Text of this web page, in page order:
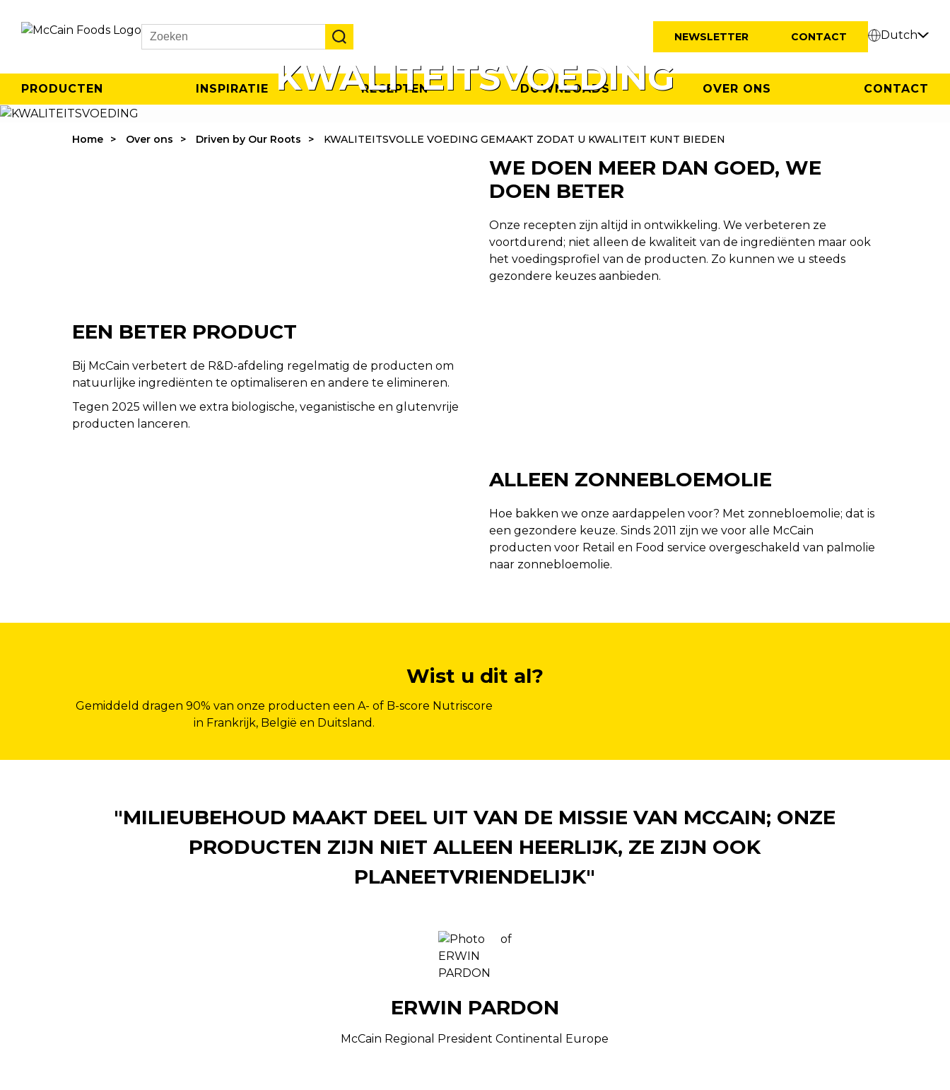
Search
NEWSLETTER CONTACT Dutch
PRODUCTEN INSPIRATIE RECEPTEN DOWNLOADS OVER ONS CONTACT
KWALITEITSVOEDING
Home Over ons Driven by Our Roots KWALITEITSVOLLE VOEDING GEMAAKT ZODAT U KWALITEIT KUNT BIEDEN
WE DOEN MEER DAN GOED, WE
DOEN BETER
Onze recepten zijn altijd in ontwikkeling. We verbeteren ze
voortdurend; niet alleen de kwaliteit van de ingrediënten maar ook
het voedingsprofiel van de producten. Zo kunnen we u steeds
gezondere keuzes aanbieden.
EEN BETER PRODUCT
Bij McCain verbetert de R&D-afdeling regelmatig de producten om
natuurlijke ingrediënten te optimaliseren en andere te elimineren.
Tegen 2025 willen we extra biologische, veganistische en glutenvrije
producten lanceren.
ALLEEN ZONNEBLOEMOLIE
Hoe bakken we onze aardappelen voor? Met zonnebloemolie; dat is
een gezondere keuze. Sinds 2011 zijn we voor alle McCain
producten voor Retail en Food service overgeschakeld van palmolie
naar zonnebloemolie.
Wist u dit al?
Gemiddeld dragen 90% van onze producten een A- of B-score Nutriscore
in Frankrijk, België en Duitsland.
"MILIEUBEHOUD MAAKT DEEL UIT VAN DE MISSIE VAN MCCAIN; ONZE
PRODUCTEN ZIJN NIET ALLEEN HEERLIJK, ZE ZIJN OOK
PLANEETVRIENDELIJK"
ERWIN PARDON
McCain Regional President Continental Europe